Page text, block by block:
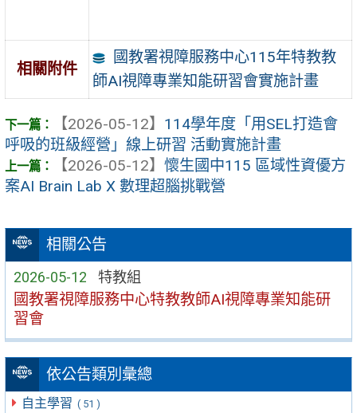
相關公告
2026-05-12 特教組
國教署視障服務中心特教教師AI視障專業知能研
習會
依公告類別彙總
自主學習 ( 51 )
相關附件
國教署視障服務中心115年特教教
師AI視障專業知能研習會實施計畫
【2026-05-12】 114學年度「用SEL打造會
呼吸的班級經營」線上研習 活動實施計畫
【2026-05-12】 懷生國中115 區域性資優方
案AI Brain Lab X 數理超腦挑戰營